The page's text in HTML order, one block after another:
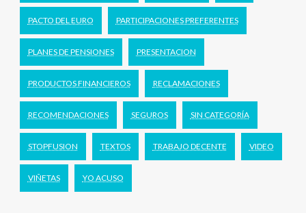
PACTO DEL EURO PARTICIPACIONES PREFERENTES
PLANES DE PENSIONES PRESENTACION
PRODUCTOS FINANCIEROS RECLAMACIONES
RECOMENDACIONES SEGUROS SIN CATEGORÍA
STOPFUSION TEXTOS TRABAJO DECENTE VIDEO
VIÑETAS YO ACUSO